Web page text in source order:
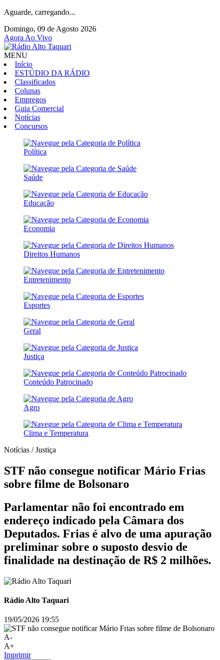
Aguarde, carregando...
Domingo, 09 de Agosto 2026
Agora Ao Vivo
MENU
Início
ESTÚDIO DA RÁDIO
Classificados
Colunas
Empregos
Guia Comercial
Notícias
Concursos
Política
Saúde
Educação
Economia
Direitos Humanos
Entretenimento
Esportes
Geral
Justiça
Conteúdo Patrocinado
Agro
Clima e Temperatura
Notícias / Justiça
STF não consegue notificar Mário Frias
sobre filme de Bolsonaro
Parlamentar não foi encontrado em
endereço indicado pela Câmara dos
Deputados. Frias é alvo de uma apuração
preliminar sobre o suposto desvio de
finalidade na destinação de R$ 2 milhões.
Rádio Alto Taquari
19/05/2026 19:55
A-
A+
Imprimir